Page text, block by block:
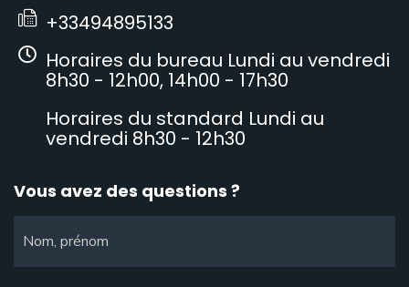
+33494895133
Horaires du bureau Lundi au vendredi
8h30 - 12h00, 14h00 - 17h30
Horaires du standard Lundi au
vendredi 8h30 - 12h30
Vous avez des questions ?
Nom, prénom